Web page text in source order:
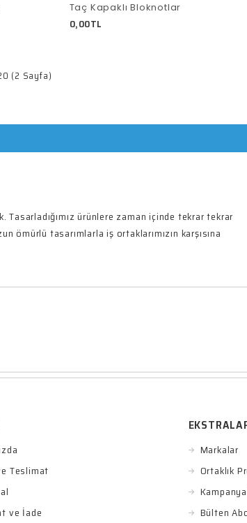
Taç Kapaklı Bloknotlar
0,00TL
(2 Sayfa)
ürünlere zaman içinde tekrar tekrar
ömürlü tasarımlarla iş ortaklarımızın karşısına
Teslimat
ve İade
Markalar
Ortaklık
Bülten